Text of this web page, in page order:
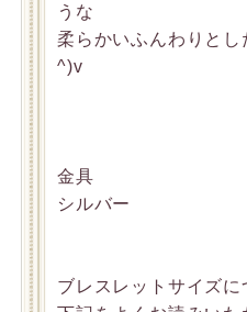
うな
柔らかいふんわりと
^)v
金具
シルバー
ブレスレットサイズに